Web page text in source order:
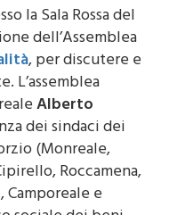
la Sala Rossa del
dell’Assemblea
, per discutere e
L’assemblea
Alberto
dei sindaci dei
(Monreale,
Roccamena,
e